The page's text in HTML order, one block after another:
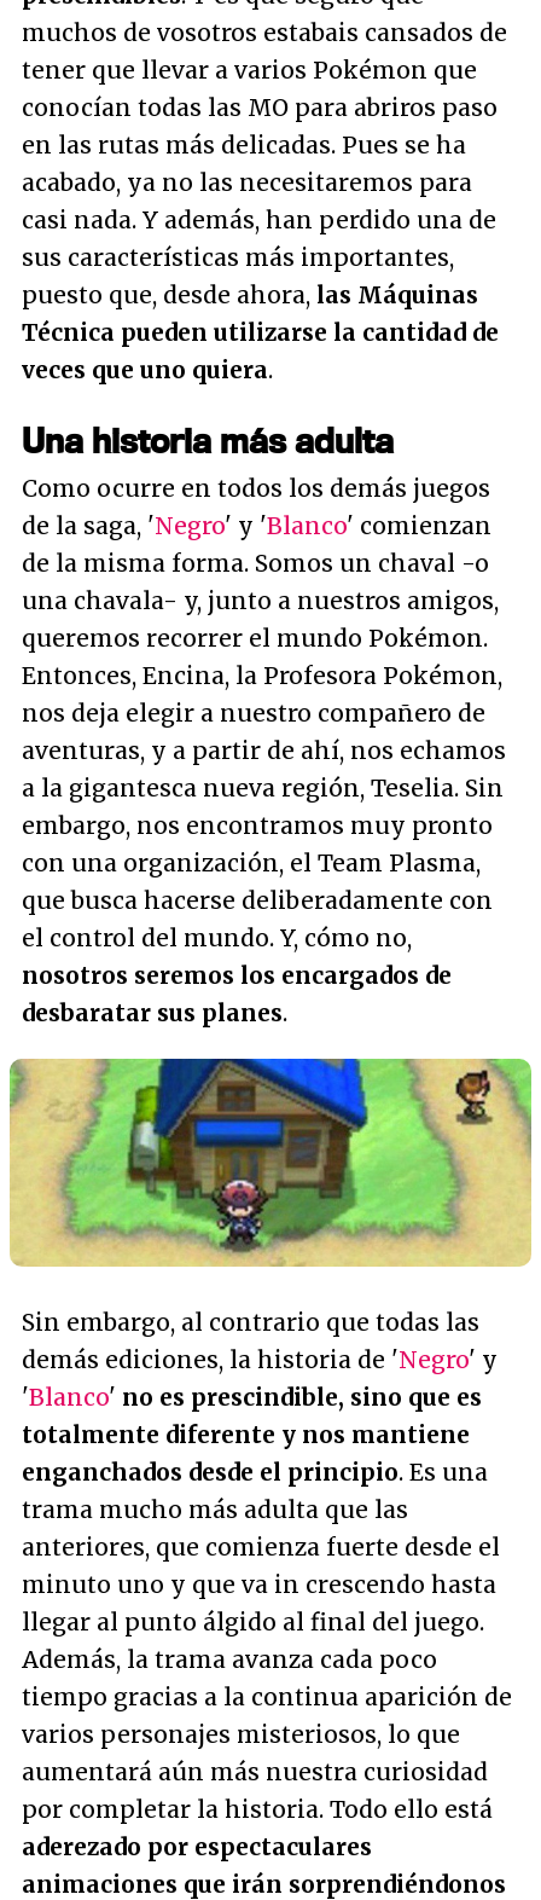
muchos de vosotros estabais cansados de
tener que llevar a varios Pokémon que
conocían todas las MO para abriros paso
en las rutas más delicadas. Pues se ha
acabado, ya no las necesitaremos para
casi nada. Y además, han perdido una de
sus características más importantes,
puesto que, desde ahora, las Máquinas
Técnica pueden utilizarse la cantidad de
veces que uno quiera.
Una historia más adulta
Como ocurre en todos los demás juegos
de la saga, 'Negro' y 'Blanco' comienzan
de la misma forma. Somos un chaval -o
una chavala- y, junto a nuestros amigos,
queremos recorrer el mundo Pokémon.
Entonces, Encina, la Profesora Pokémon,
nos deja elegir a nuestro compañero de
aventuras, y a partir de ahí, nos echamos
a la gigantesca nueva región, Teselia. Sin
embargo, nos encontramos muy pronto
con una organización, el Team Plasma,
que busca hacerse deliberadamente con
el control del mundo. Y, cómo no,
nosotros seremos los encargados de
desbaratar sus planes.
Sin embargo, al contrario que todas las
demás ediciones, la historia de 'Negro' y
'Blanco' no es prescindible, sino que es
totalmente diferente y nos mantiene
enganchados desde el principio. Es una
trama mucho más adulta que las
anteriores, que comienza fuerte desde el
minuto uno y que va in crescendo hasta
llegar al punto álgido al final del juego.
Además, la trama avanza cada poco
tiempo gracias a la continua aparición de
varios personajes misteriosos, lo que
aumentará aún más nuestra curiosidad
por completar la historia. Todo ello está
aderezado por espectaculares
animaciones que irán sorprendiéndonos